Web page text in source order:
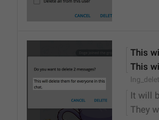
This
This
It will
They